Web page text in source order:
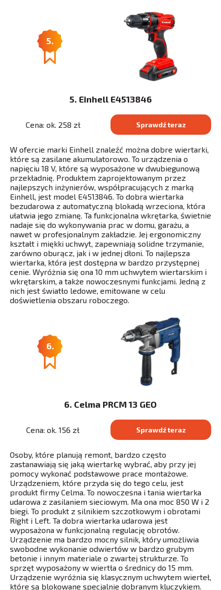
5.
5. Einhell E4513846
Cena: ok. 258 zł Sprawdź teraz
W ofercie marki Einhell znaleźć można dobre wiertarki,
które są zasilane akumulatorowo. To urządzenia o
napięciu 18 V, które są wyposażone w dwubiegunową
przekładnię. Produktem zaprojektowanym przez
najlepszych inżynierów, współpracujących z marką
Einhell, jest model E4513846. To dobra wiertarka
bezudarowa z automatyczną blokadą wrzeciona, która
ułatwia jego zmianę. Ta funkcjonalna wkrętarka, świetnie
nadaje się do wykonywania prac w domu, garażu, a
nawet w profesjonalnym zakładzie. Jej ergonomiczny
kształt i miękki uchwyt, zapewniają solidne trzymanie,
zarówno oburącz, jak i w jednej dłoni. To najlepsza
wiertarka, która jest dostępna w bardzo przystępnej
cenie. Wyróżnia się ona 10 mm uchwytem wiertarskim i
wkrętarskim, a także nowoczesnymi funkcjami. Jedną z
nich jest światło ledowe, emitowane w celu
doświetlenia obszaru roboczego.
6.
6. Celma PRCM 13 GEO
Cena: ok. 156 zł Sprawdź teraz
Osoby, które planują remont, bardzo często
zastanawiają się jaką wiertarkę wybrać, aby przy jej
pomocy wykonać podstawowe prace montażowe.
Urządzeniem, które przyda się do tego celu, jest
produkt firmy Celma. To nowoczesna i tania wiertarka
udarowa z zasilaniem sieciowym. Ma ona moc 850 W i 2
biegi. To produkt z silnikiem szczotkowym i obrotami
Right i Left. Ta dobra wiertarka udarowa jest
wyposażona w funkcjonalną regulację obrotów.
Urządzenie ma bardzo mocny silnik, który umożliwia
swobodne wykonanie odwiertów w bardzo grubym
betonie i innym materiale o zwartej strukturze. To
sprzęt wyposażony w wiertła o średnicy do 15 mm.
Urządzenie wyróżnia się klasycznym uchwytem wierteł,
które są blokowane specjalnie dobranym kluczykiem.